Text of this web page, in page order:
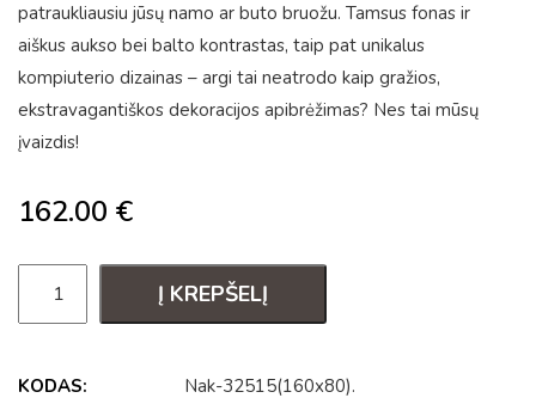
patraukliausiu jūsų namo ar buto bruožu. Tamsus fonas ir
aiškus aukso bei balto kontrastas, taip pat unikalus
kompiuterio dizainas – argi tai neatrodo kaip gražios,
ekstravagantiškos dekoracijos apibrėžimas? Nes tai mūsų
įvaizdis!
162.00 €
Į KREPŠELĮ
KODAS: Nak-32515(160x80).